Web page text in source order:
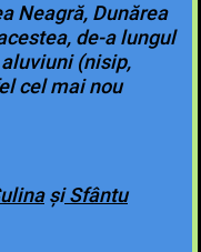
Neagră, Dunărea
de-a lungul
(nisip,
cel mai nou
șiSfântu